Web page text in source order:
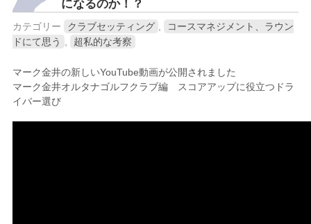
になるのか！？
カテゴリー クラブセッティング
コースマネジメント、ラウン
ドにて思う
超私的な考察
マーク金井の新しいYouTube動画が公開されました
マーク金井オルタナゴルフクラブ編 スコアアップに役立つドラ
イバー選び